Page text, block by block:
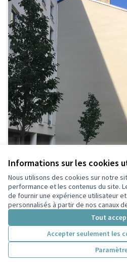
Informations sur les cookies
Nous utilisons des cookies sur notre
performance et les contenus du site.
de fournir une expérience utilisateur
personnalisés à partir de nos canaux
Tout
Accepter seulement les